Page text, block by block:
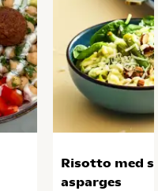
Risotto med
asparges